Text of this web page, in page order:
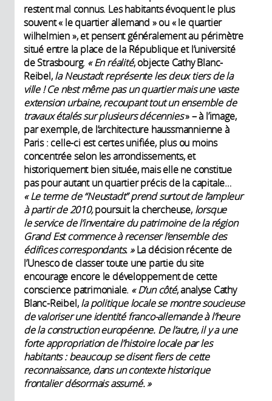
restent mal connus. Les habitants évoquent le plus
souvent « le quartier allemand » ou « le quartier
wilhelmien », et pensent généralement au périmètre
situé entre la place de la République et l’université
de Strasbourg. «En réalité, objecte Cathy Blanc-
Reibel,la Neustadt représente les deux tiers de la
ville ! Ce n’est même pas un quartier mais une vaste
extension urbaine, recoupant tout un ensemble de
travaux étalés sur plusieurs décennies» – à l’image,
par exemple, de l’architecture haussmannienne à
Paris : celle-ci est certes unifiée, plus ou moins
concentrée selon les arrondissements, et
historiquement bien située, mais elle ne constitue
pas pour autant un quartier précis de la capitale…
« Le terme de “Neustadt” prend surtout de l’ampleur
à partir de 2010,poursuit la chercheuse,lorsque
le service de l’inventaire du patrimoine de la région
Grand Est commence à recenser l’ensemble des
édifices correspondants. »La décision récente de
l’Unesco de classer toute une partie du site
encourage encore le développement de cette
conscience patrimoniale. « D’un côté, analyse Cathy
Blanc-Reibel,la politique locale se montre soucieuse
de valoriser une identité franco-allemande à l’heure
de la construction européenne. De l’autre, il y a une
forte appropriation de l’histoire locale par les
habitants : beaucoup se disent fiers de cette
reconnaissance, dans un contexte historique
frontalier désormais assumé. »